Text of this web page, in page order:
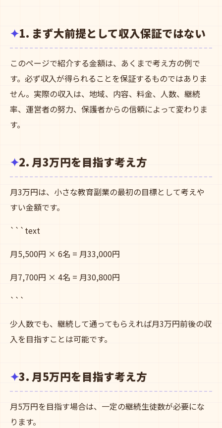
1. まず大前提として収入保証ではない
このページで紹介する金額は、あくまで考え方の例で
す。必ず収入が得られることを保証するものではありま
せん。実際の収入は、地域、内容、料金、人数、継続
率、運営者の努力、保護者からの信頼によって変わりま
す。
2. 月3万円を目指す考え方
月3万円は、小さな教育副業の最初の目標として考えや
すい金額です。
```text
月5,500円 × 6名 = 月33,000円
月7,700円 × 4名 = 月30,800円
```
少人数でも、継続して通ってもらえれば月3万円前後の収
入を目指すことは可能です。
3. 月5万円を目指す考え方
月5万円を目指す場合は、一定の継続生徒数が必要にな
ります。